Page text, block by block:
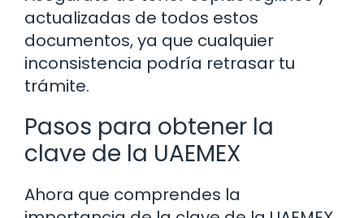
actualizadas de todos estos
documentos, ya que cualquier
inconsistencia podría retrasar tu
trámite.
Pasos para obtener la
clave de la UAEMEX
Ahora que comprendes la